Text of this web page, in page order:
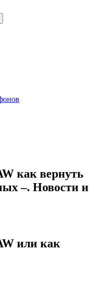
как вернуть
–. Новости и
или как